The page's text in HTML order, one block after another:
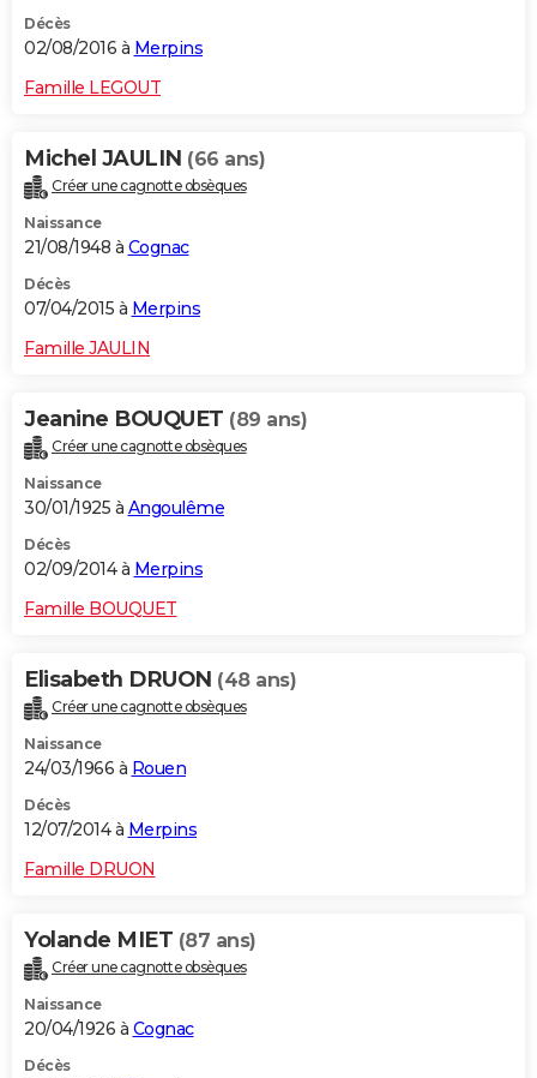
Décès
02/08/2016 à Merpins
Famille LEGOUT
Michel JAULIN (66 ans)
Créer une cagnotte obsèques
Naissance
21/08/1948 à Cognac
Décès
07/04/2015 à Merpins
Famille JAULIN
Jeanine BOUQUET (89 ans)
Créer une cagnotte obsèques
Naissance
30/01/1925 à Angoulême
Décès
02/09/2014 à Merpins
Famille BOUQUET
Elisabeth DRUON (48 ans)
Créer une cagnotte obsèques
Naissance
24/03/1966 à Rouen
Décès
12/07/2014 à Merpins
Famille DRUON
Yolande MIET (87 ans)
Créer une cagnotte obsèques
Naissance
20/04/1926 à Cognac
Décès